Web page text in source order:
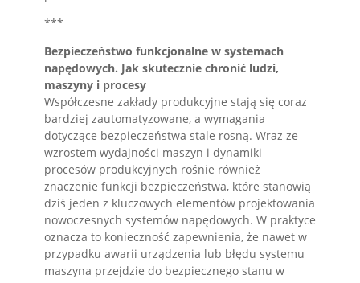
***
Bezpieczeństwo funkcjonalne w systemach
napędowych. Jak skutecznie chronić ludzi,
maszyny i procesy
Współczesne zakłady produkcyjne stają się coraz
bardziej zautomatyzowane, a wymagania
dotyczące bezpieczeństwa stale rosną. Wraz ze
wzrostem wydajności maszyn i dynamiki
procesów produkcyjnych rośnie również
znaczenie funkcji bezpieczeństwa, które stanowią
dziś jeden z kluczowych elementów projektowania
nowoczesnych systemów napędowych. W praktyce
oznacza to konieczność zapewnienia, że nawet w
przypadku awarii urządzenia lub błędu systemu
maszyna przejdzie do bezpiecznego stanu w